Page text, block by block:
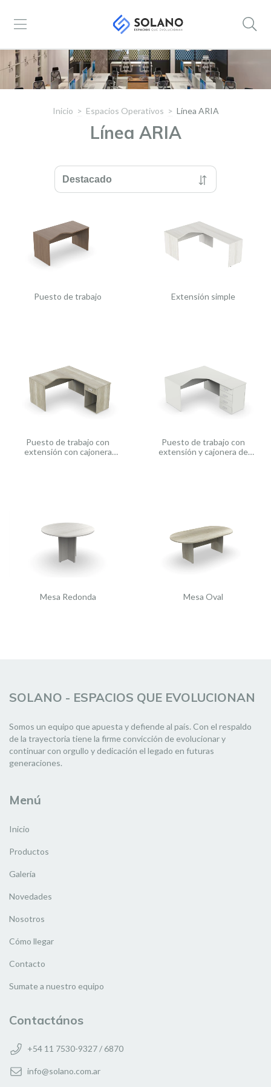
Inicio > Espacios Operativos > Línea ARIA
Línea ARIA
Puesto de trabajo Extensión simple
Puesto de trabajo con
extensión con cajonera
Puesto de trabajo con
extensión y cajonera de
Mesa Redonda Mesa Oval
SOLANO - ESPACIOS QUE EVOLUCIONAN
Somos un equipo que apuesta y defiende al país. Con el respaldo
de la trayectoria tiene la firme convicción de evolucionar y
continuar con orgullo y dedicación el legado en futuras
generaciones.
Menú
Inicio
Productos
Galería
Novedades
Nosotros
Cómo llegar
Contacto
Sumate a nuestro equipo
Contactános
+54 11 7530-9327 / 6870
info@solano.com.ar